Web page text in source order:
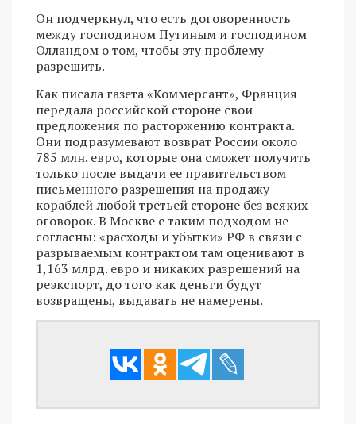
Он подчеркнул, что есть договоренность
между господином Путиным и господином
Олландом о том, чтобы эту проблему
разрешить.
Как писала газета «Коммерсант», Франция
передала российской стороне свои
предложения по расторжению контракта.
Они подразумевают возврат России около
785 млн. евро, которые она сможет получить
только после выдачи ее правительством
письменного разрешения на продажу
кораблей любой третьей стороне без всяких
оговорок. В Москве с таким подходом не
согласны: «расходы и убытки» РФ в связи с
разрываемым контрактом там оценивают в
1,163 млрд. евро и никаких разрешений на
реэкспорт, до того как деньги будут
возвращены, выдавать не намерены.